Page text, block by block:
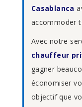
Casablanca
accommoder
Avec notre
chauffeur
gagner
économiser
objectif que